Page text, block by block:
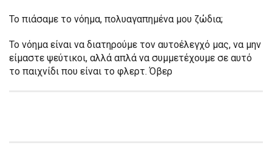
Το πιάσαμε το νόημα, πολυαγαπημένα μου ζώδια;
Το νόημα είναι να διατηρούμε τον αυτοέλεγχό μας, να μην
είμαστε ψεύτικοι, αλλά απλά να συμμετέχουμε σε αυτό
το παιχνίδι που είναι το φλερτ. Όβερ